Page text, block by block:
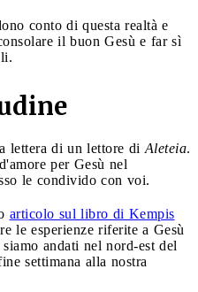
conto di questa realtà e
il buon Gesù e far sì
lettera di un lettore di Aleteia.
per Gesù nel
le condivido con voi.
articolo sul libro di Kempis
le esperienze riferite a Gesù
andati nel nord-est del
settimana alla nostra